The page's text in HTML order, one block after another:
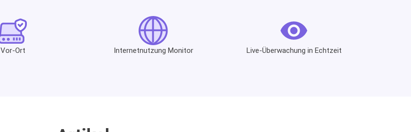
Vor-Ort Internetnutzung Monitor Live-Überwachung in Echtzeit